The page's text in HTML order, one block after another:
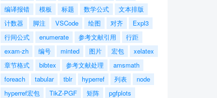
编译报错
模板 标题 数学公式
文本排版
计数器
脚注 VSCode 绘图 对齐
Expl3
行间公式
enumerate 参考文献引用
行距
exam-zh
编号 minted 图片 宏包
xelatex
章节格式
bibtex 参考文献处理
amsmath
foreach
tabular tblr hyperref 列表
node
hyperref宏包
TikZ-PGF 矩阵
pgfplots